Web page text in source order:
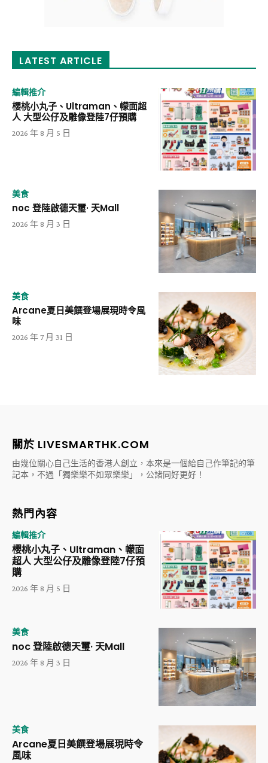
LATEST ARTICLE
編輯推介
櫻桃小丸子、Ultraman、幪面超
人 大型公仔及雕像登陸7仔預購
2026 年 8 月 5 日
美食
noc 登陸啟德天璽· 天Mall
2026 年 8 月 3 日
美食
Arcane夏日美饌登場展現時令風
味
2026 年 7 月 31 日
關於 LIVESMARTHK.COM
由幾位關心自己生活的香港人創立，本來是一個給自己作筆記的筆
記本，不過「獨樂樂不如眾樂樂」，公諸同好更好！
熱門內容
編輯推介
櫻桃小丸子、Ultraman、幪面
超人 大型公仔及雕像登陸7仔預
購
2026 年 8 月 5 日
美食
noc 登陸啟德天璽· 天Mall
2026 年 8 月 3 日
美食
Arcane夏日美饌登場展現時令
風味